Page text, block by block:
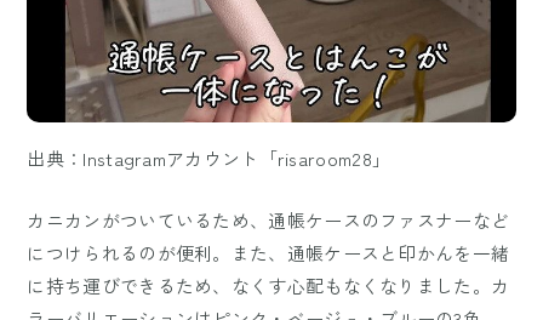
出典：Instagramアカウント「risaroom28」
カニカンがついているため、通帳ケースのファスナーなど
につけられるのが便利。また、通帳ケースと印かんを一緒
に持ち運びできるため、なくす心配もなくなりました。カ